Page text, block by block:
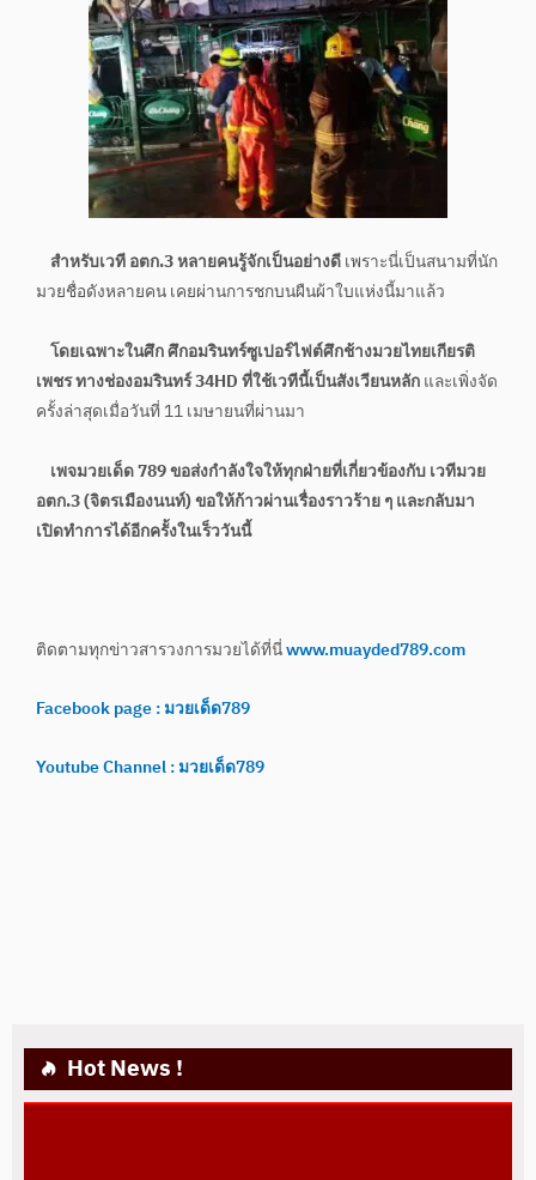
สำหรับเวที อตก.3 หลายคนรู้จักเป็นอย่างดีเพราะนี่เป็นสนามที่นัก
มวยชื่อดังหลายคน เคยผ่านการชกบนผืนผ้าใบแห่งนี้มาแล้ว
โดยเฉพาะในศึก ศึกอมรินทร์ซูเปอร์ไฟต์ศึกช้างมวยไทยเกียรติ
เพชร ทางช่องอมรินทร์ 34HD ที่ใช้เวทีนี้เป็นสังเวียนหลักและเพิ่งจัด
ครั้งล่าสุดเมื่อวันที่ 11 เมษายนที่ผ่านมา
เพจมวยเด็ด 789 ขอส่งกำลังใจให้ทุกฝ่ายที่เกี่ยวข้องกับ เวทีมวย
อตก.3 (จิตรเมืองนนท์) ขอให้ก้าวผ่านเรื่องราวร้าย ๆ และกลับมา
เปิดทำการได้อีกครั้งในเร็ววันนี้
ติดตามทุกข่าวสารวงการมวยได้ที่นี่www.muayded789.com
Facebook page : มวยเด็ด789
Youtube Channel : มวยเด็ด789
Hot News !